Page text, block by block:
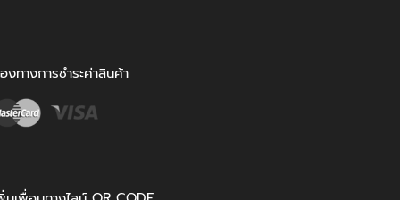
งทางการชำระค่าสินค้า